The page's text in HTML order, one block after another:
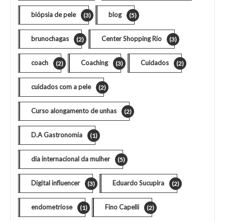
biópsia de pele (3) blog (5)
brunochagas (2) Center Shopping Rio (3)
coach (2) Coaching (3) Cuidados (2)
cuidados com a pele (2)
Curso alongamento de unhas (2)
D.A Gastronomia (1)
dia internacional da mulher (5)
Digital influencer (3) Eduardo Sucupira (2)
endometriose (1) Fino Capelli (2)